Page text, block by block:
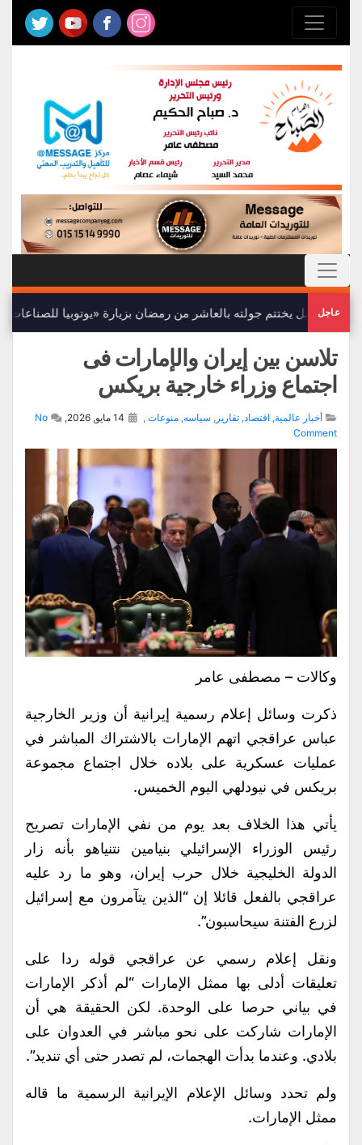
عاجل
وزير العمل يختتم جولته بالعاشر من رمضان بزيارة «يوتوبيا للصناعات
تلاسن بين إيران والإمارات فى
اجتماع وزراء خارجية بريكس
أخبار عالمية, اقتصاد, تقارير , سياسه, منوعات ,
No
Comment
وكالات – مصطفى عامر
ذكرت وسائل إعلام رسمية إيرانية أن وزير الخارجية
عباس عراقجي اتهم الإمارات بالاشتراك المباشر في
عمليات عسكرية على بلاده خلال اجتماع مجموعة
بريكس في نيودلهي اليوم الخميس.
يأتي هذا الخلاف بعد يوم من نفي الإمارات تصريح
رئيس الوزراء الإسرائيلي بنيامين نتنياهو بأنه زار
الدولة الخليجية خلال حرب إيران، وهو ما رد عليه
عراقجي بالفعل قائلا إن “الذين يتآمرون مع إسرائيل
لزرع الفتنة سيحاسبون”.
ونقل إعلام رسمي عن عراقجي قوله ردا على
تعليقات أدلى بها ممثل الإمارات “لم أذكر الإمارات
في بياني حرصا على الوحدة. لكن الحقيقة هي أن
الإمارات شاركت على نحو مباشر في العدوان على
بلادي. وعندما بدأت الهجمات، لم تصدر حتى أي تنديد”.
ولم تحدد وسائل الإعلام الإيرانية الرسمية ما قاله
ممثل الإمارات.